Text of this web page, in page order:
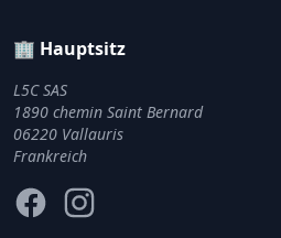
🏢 Hauptsitz
L5C SAS
1890 chemin Saint Bernard
06220 Vallauris
Frankreich
FacebookInstagram